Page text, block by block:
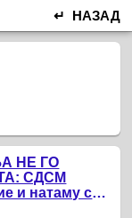
↵ НАЗАД
НЕ ГО
СДСМ
и натаму се